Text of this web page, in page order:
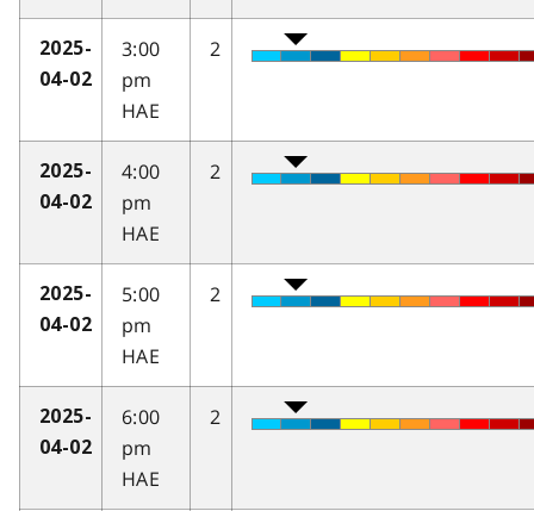
2025-
04-02
3:00
pm
HAE
2
2025-
04-02
4:00
pm
HAE
2
2025-
04-02
5:00
pm
HAE
2
2025-
04-02
6:00
pm
HAE
2